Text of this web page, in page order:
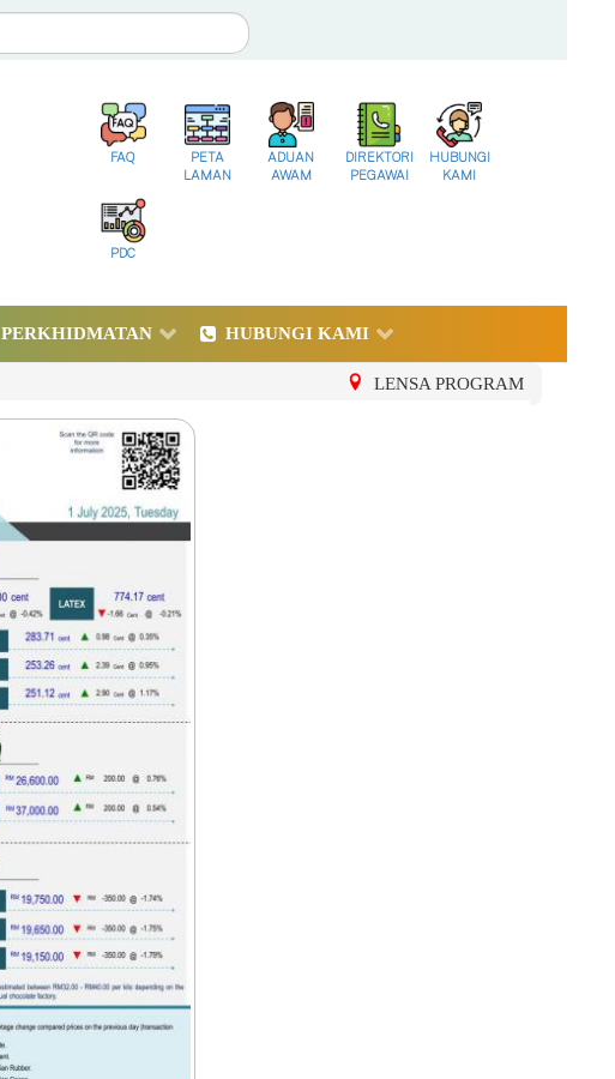
FAQ
PETA
LAMAN
ADUAN
AWAM
DIREKTORI
PEGAWAI
HUBUNGI
KAMI
PDC
PERKHIDMATAN HUBUNGI KAMI
LENSA PROGRAM